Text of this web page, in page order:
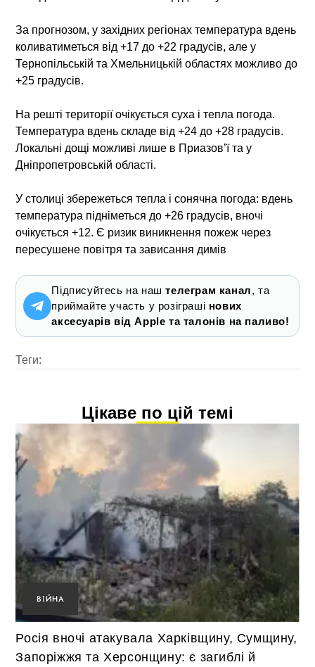
За прогнозом, у західних регіонах температура вдень
коливатиметься від +17 до +22 градусів, але у
Тернопільській та Хмельницькій областях можливо до
+25 градусів.
На решті території очікується суха і тепла погода.
Температура вдень складе від +24 до +28 градусів.
Локальні дощі можливі лише в Приазов’ї та у
Дніпропетровській області.
У столиці збережеться тепла і сонячна погода: вдень
температура підніметься до +26 градусів, вночі
очікується +12. Є ризик виникнення пожеж через
пересушене повітря та зависання димів
Підписуйтесь на наштелеграм канал, та
приймайте участь у розіграші нових
аксесуарів від Apple та талонів на паливо!
Теги:
Цікаве по цій темі
ВІЙНА
Росія вночі атакувала Харківщину, Сумщину,
Запоріжжя та Херсонщину: є загиблі й